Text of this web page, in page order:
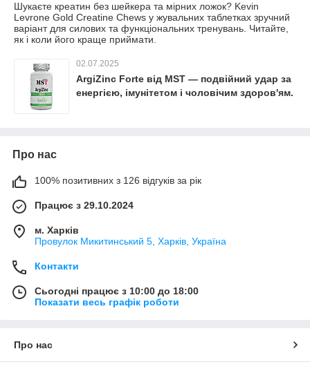
Шукаєте креатин без шейкера та мірних ложок? Kevin
Levrone Gold Creatine Chews у жувальних таблетках зручний
варіант для силових та функціональних тренувань. Читайте,
як і коли його краще приймати.
02.07.2025
ArgiZinc Forte від MST — подвійний удар за
енергією, імунітетом і чоловічим здоров'ям.
Про нас
100% позитивних з 126 відгуків за рік
Працює з 29.10.2024
м. Харків
Провулок Микитинський 5, Харків, Україна
Контакти
Сьогодні працює з 10:00 до 18:00
Показати весь графік роботи
Про нас